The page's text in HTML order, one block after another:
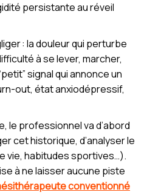
persistante au réveil
: la douleur qui perturbe
à se lever, marcher,
signal qui annonce un
out, état anxiodépressif,
le professionnel va d’abord
cet historique, d’analyser le
vie, habitudes sportives…).
à ne laisser aucune piste
conventionné